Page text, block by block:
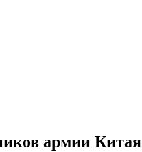
армии Китая